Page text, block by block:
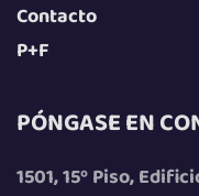
Contacto
P+F
PÓNGASE EN
1501, 15º Piso,